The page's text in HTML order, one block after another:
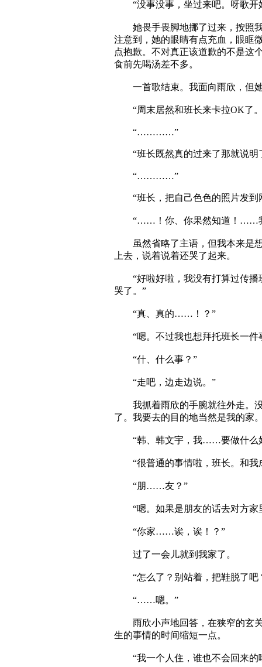
“没事没事，坐过来吧。呀歌开
她畏手畏脚地挪了过来，按照我
注意到，她的眼睛有点充血，眼眶
点抱歉。不对真正该道歉的不是这
食前先喝汤差不多。
一首歌结束。我面向雨欣，但
“周末居然和班长来卡拉OK了。
“…………”
“班长既然真的过来了那就说明
“…………”
“班长，把自己色色的照片发到
“……！你、你果然知道！……
虽然省略了主语，但我本来是想
上去，说着说着还哭了起来。
“好啦好啦，我没有打算过传播
哭了。”
“真、真的……！？”
“嗯。不过我也想拜托班长一件
“什、什么事？”
“走吧，边走边说。”
我抓着雨欣的手腕就往外走。没
了。我要去的目的地当然是我的家
“韩、韩文宇，我……要做什么
“很普通的事情啦，班长。和我
“朋……友？”
“嗯。如果是朋友的话去对方家
“你家……诶，诶！？”
过了一会儿就到我家了。
“怎么了？别站着，把鞋脱了吧
“……嗯。”
雨欣小声地回答，在狭窄的玄关
生的事情的时间缩短一点。
“我一个人住，谁也不会回来的